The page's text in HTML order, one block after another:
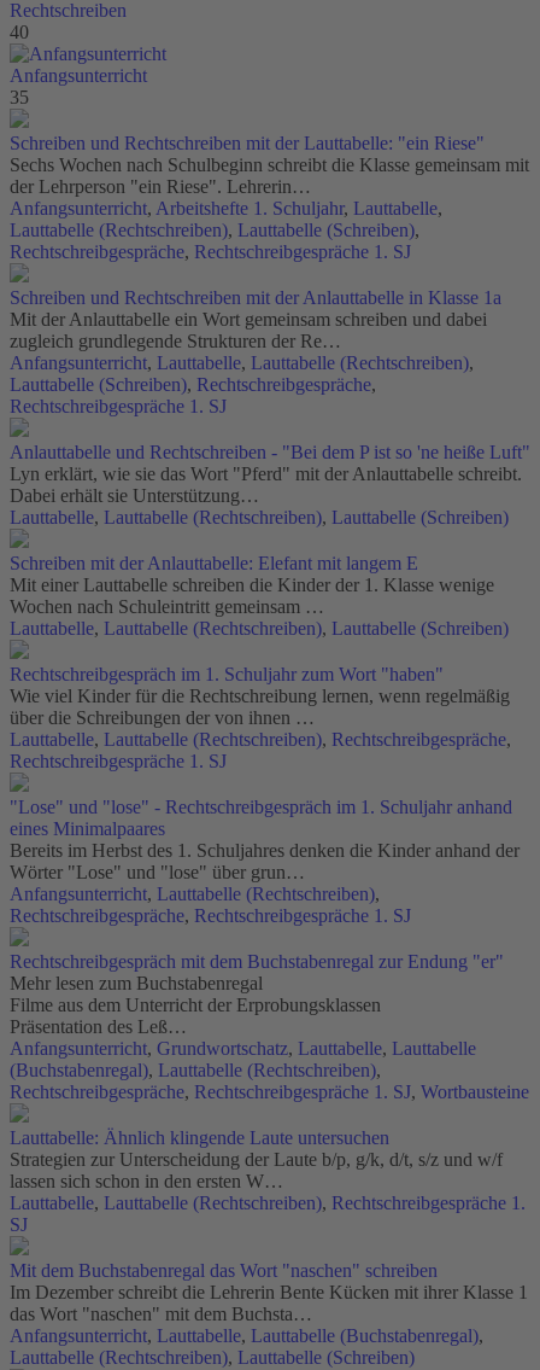
Rechtschreiben
40
Anfangsunterricht
35
Schreiben und Rechtschreiben mit der Lauttabelle: "ein Riese"
Sechs Wochen nach Schulbeginn schreibt die Klasse gemeinsam mit
der Lehrperson "ein Riese". Lehrerin…
Anfangsunterricht, Arbeitshefte 1. Schuljahr, Lauttabelle,
Lauttabelle (Rechtschreiben), Lauttabelle (Schreiben),
Rechtschreibgespräche, Rechtschreibgespräche 1. SJ
Schreiben und Rechtschreiben mit der Anlauttabelle in Klasse 1a
Mit der Anlauttabelle ein Wort gemeinsam schreiben und dabei
zugleich grundlegende Strukturen der Re…
Anfangsunterricht, Lauttabelle, Lauttabelle (Rechtschreiben),
Lauttabelle (Schreiben), Rechtschreibgespräche,
Rechtschreibgespräche 1. SJ
Anlauttabelle und Rechtschreiben - "Bei dem P ist so 'ne heiße Luft"
Lyn erklärt, wie sie das Wort "Pferd" mit der Anlauttabelle schreibt.
Dabei erhält sie Unterstützung…
Lauttabelle, Lauttabelle (Rechtschreiben), Lauttabelle (Schreiben)
Schreiben mit der Anlauttabelle: Elefant mit langem E
Mit einer Lauttabelle schreiben die Kinder der 1. Klasse wenige
Wochen nach Schuleintritt gemeinsam …
Lauttabelle, Lauttabelle (Rechtschreiben), Lauttabelle (Schreiben)
Rechtschreibgespräch im 1. Schuljahr zum Wort "haben"
Wie viel Kinder für die Rechtschreibung lernen, wenn regelmäßig
über die Schreibungen der von ihnen …
Lauttabelle, Lauttabelle (Rechtschreiben), Rechtschreibgespräche,
Rechtschreibgespräche 1. SJ
"Lose" und "lose" - Rechtschreibgespräch im 1. Schuljahr anhand
eines Minimalpaares
Bereits im Herbst des 1. Schuljahres denken die Kinder anhand der
Wörter "Lose" und "lose" über grun…
Anfangsunterricht, Lauttabelle (Rechtschreiben),
Rechtschreibgespräche, Rechtschreibgespräche 1. SJ
Rechtschreibgespräch mit dem Buchstabenregal zur Endung "er"
Mehr lesen zum Buchstabenregal
Filme aus dem Unterricht der Erprobungsklassen
Präsentation des Leß…
Anfangsunterricht, Grundwortschatz, Lauttabelle, Lauttabelle
(Buchstabenregal), Lauttabelle (Rechtschreiben),
Rechtschreibgespräche, Rechtschreibgespräche 1. SJ, Wortbausteine
Lauttabelle: Ähnlich klingende Laute untersuchen
Strategien zur Unterscheidung der Laute b/p, g/k, d/t, s/z und w/f
lassen sich schon in den ersten W…
Lauttabelle, Lauttabelle (Rechtschreiben), Rechtschreibgespräche 1.
SJ
Mit dem Buchstabenregal das Wort "naschen" schreiben
Im Dezember schreibt die Lehrerin Bente Kücken mit ihrer Klasse 1
das Wort "naschen" mit dem Buchsta…
Anfangsunterricht, Lauttabelle, Lauttabelle (Buchstabenregal),
Lauttabelle (Rechtschreiben), Lauttabelle (Schreiben)